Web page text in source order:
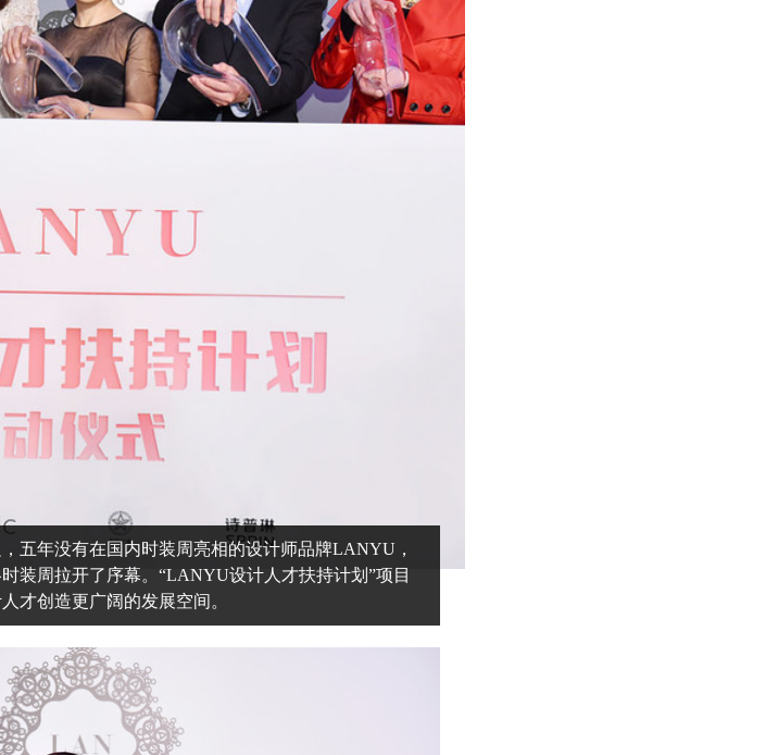
五年没有在国内时装周亮相的设计师品牌LANYU，
周拉开了序幕。“LANYU设计人才扶持计划”项目
才创造更广阔的发展空间。